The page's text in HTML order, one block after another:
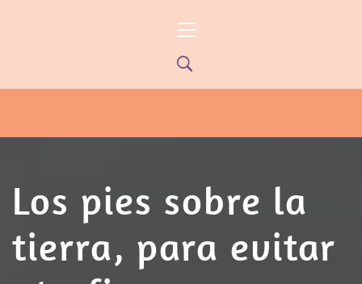
principal
ONCE PARANÁ YOUTUBE/PYPNEWS –
Los pies sobre la
tierra, para evitar